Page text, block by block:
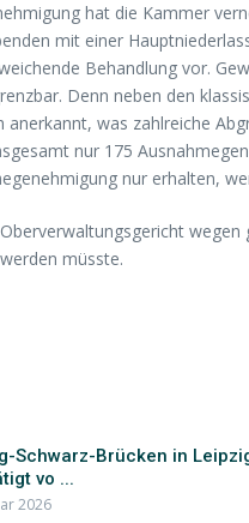
hat die Kammer
mit einer
Behandlung vor.
Denn neben den
was zahlreiche
nur 175
nur erhalten,
müsste.
Schwarz-Brücken in
vo ...
2026